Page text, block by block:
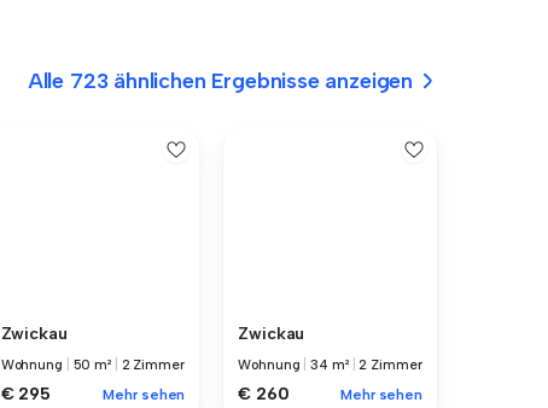
Alle 723 ähnlichen Ergebnisse anzeigen
Zwickau
Wohnung 50 m² 2 Zimmer
€ 295 Mehr sehen
Zwickau
Wohnung |34 m² |2 Zimmer
€ 260 Mehr sehen